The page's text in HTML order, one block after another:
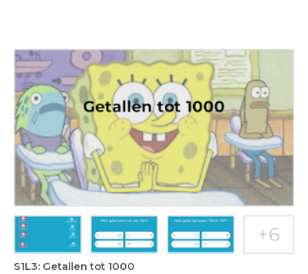
S1L3: Getallen tot 1000